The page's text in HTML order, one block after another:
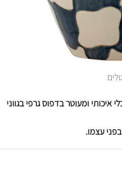
איכותי ומעוטר בדפוס גרפי בגווני
עצמו.